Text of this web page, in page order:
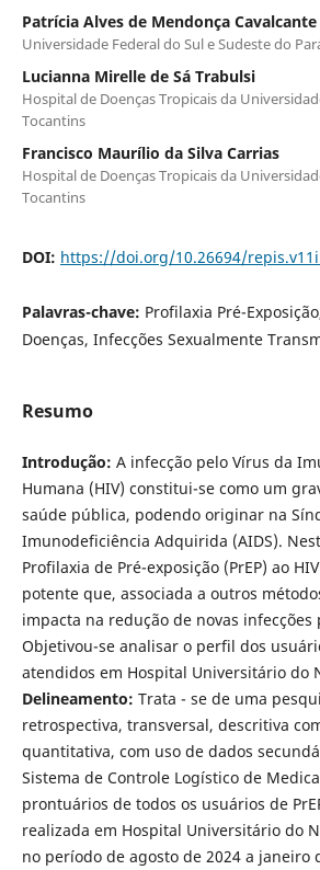
Patrícia Alves de Mendonça Cavalcante
Universidade Federal do Sul e Sudeste do
Lucianna Mirelle de Sá Trabulsi
Hospital de Doenças Tropicais da
Tocantins
Francisco Maurílio da Silva Carrias
Hospital de Doenças Tropicais da
Tocantins
DOI: https://doi.org/10.26694/
Palavras-chave: Profilaxia Pré-
Doenças, Infecções Sexualmente
Resumo
Introdução: A infecção pelo Vírus da
Humana (HIV) constitui-se como um
saúde pública, podendo originar na
Imunodeficiência Adquirida (AIDS).
Profilaxia de Pré-exposição (PrEP) ao
potente que, associada a outros
impacta na redução de novas infecções
Objetivou-se analisar o perfil dos
atendidos em Hospital Universitário do
Delineamento: Trata - se de uma
retrospectiva, transversal, descritiva
quantitativa, com uso de dados
Sistema de Controle Logístico de
prontuários de todos os usuários de
realizada em Hospital Universitário do
no período de agosto de 2024 a janeiro